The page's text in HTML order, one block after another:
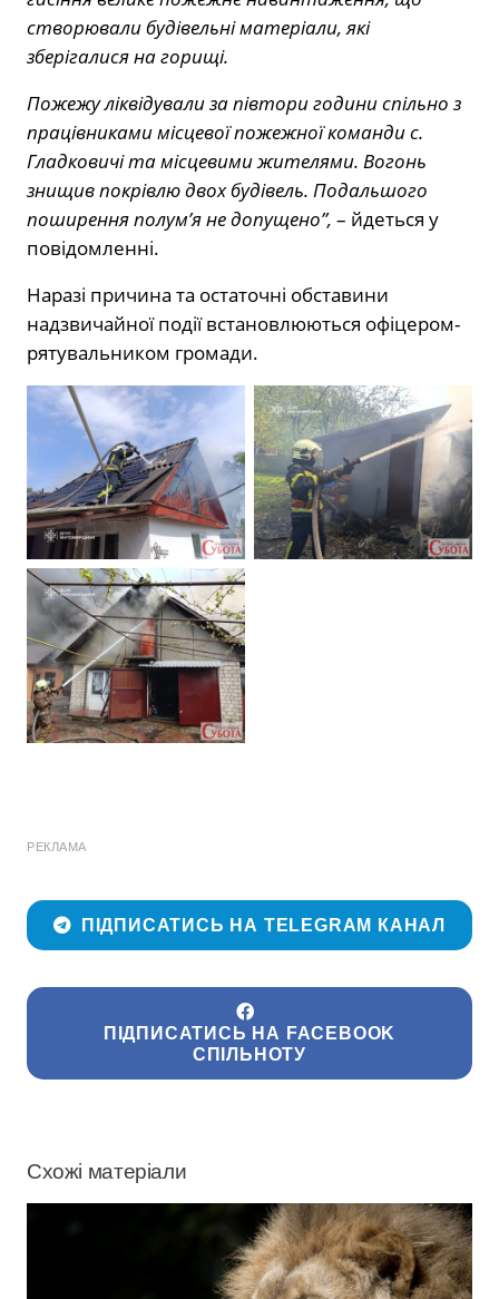
створювали будівельні матеріали, які
зберігалися на горищі.
Пожежу ліквідували за півтори години спільно з
працівниками місцевої пожежної команди с.
Гладковичі та місцевими жителями. Вогонь
знищив покрівлю двох будівель. Подальшого
поширення полум’я не допущено”, – йдеться у
повідомленні.
Наразі причина та остаточні обставини
надзвичайної події встановлюються офіцером-
рятувальником громади.
РЕКЛАМА
ПІДПИСАТИСЬ НА TELEGRAM КАНАЛ
ПІДПИСАТИСЬ НА FACEBOOK
СПІЛЬНОТУ
Схожі матеріали